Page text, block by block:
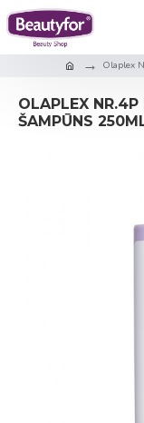
Olaplex
OLAPLEX NR.4P
ŠAMPŪNS